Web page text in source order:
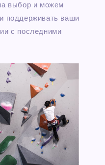
выбор и можем
поддерживать ваши
с последними